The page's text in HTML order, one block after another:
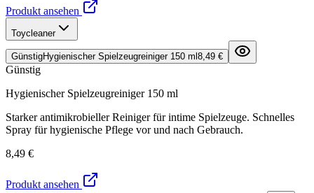
Produkt ansehen
Toycleaner
GünstigHygienischer Spielzeugreiniger 150 ml 8,49 €
Günstig
Hygienischer Spielzeugreiniger 150 ml
Starker antimikrobieller Reiniger für intime Spielzeuge. Schnelles
Spray für hygienische Pflege vor und nach Gebrauch.
8,49 €
Produkt ansehen